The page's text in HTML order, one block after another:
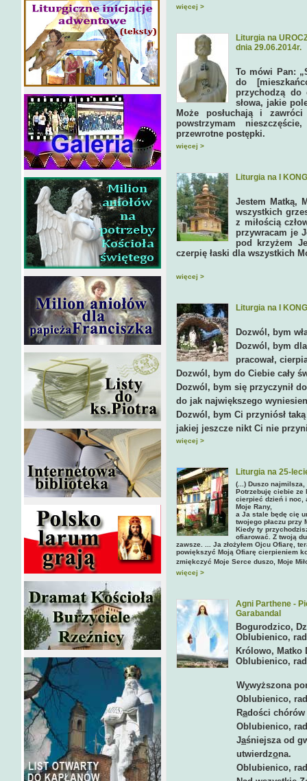
więcej >
Liturgia na
dnia 29.06.2014r.
To mówi Pan:
do
przychodzą do
słowa, jakie
Może posłuchają i
powstrzymam
przewrotne postępki.
więcej >
Liturgia na I
Jestem Matką,
wszystkich
z miłością
przywracam je
pod krzyżem
czerpię łaski dla wszystkich
więcej >
Liturgia na I
Dozwól, bym
Dozwól, bym
pracował,
Dozwól, bym do Ciebie cały
Dozwól, bym się przyczynił
do jak największego
Dozwól, bym Ci przyniósł taką
jakiej jeszcze nikt Ci nie
więcej >
Liturgia na 25-
(...) Duszo
Potrzebuję ciebie ze
cierpieć dzień i noc,
Moje Rany,
a Ja stale będę cię
twojego płaczu przy
Kiedy ty
ofiarować. Z twoją
zawsze. ... Ja złożyłem Ojcu Ofiarę,
powiększyć Moją Ofiarę cierpieniem
zmiękczyć Moje Serce duszo, Moje
więcej >
Agni Parthene -
Garabandal
Bogurodzico,
Oblubienico,
Królowo, Matko
Oblubienico,
Wywyższona
Oblubienico,
Radości
Oblubienico,
Jaśniejsza od
utwierdzona.
Oblubienico,